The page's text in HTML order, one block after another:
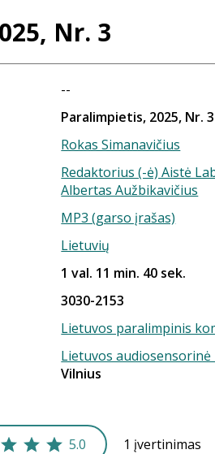
Nr. 3
--
Paralimpietis, 2025, Nr. 3
Rokas Simanavičius
Redaktorius (-ė) Aistė
Albertas Aužbikavičius
MP3 (garso įrašas)
Lietuvių
1 val. 11 min. 40 sek.
3030-2153
Lietuvos paralimpinis
Lietuvos
Vilnius
5.0 1 įvertinimas